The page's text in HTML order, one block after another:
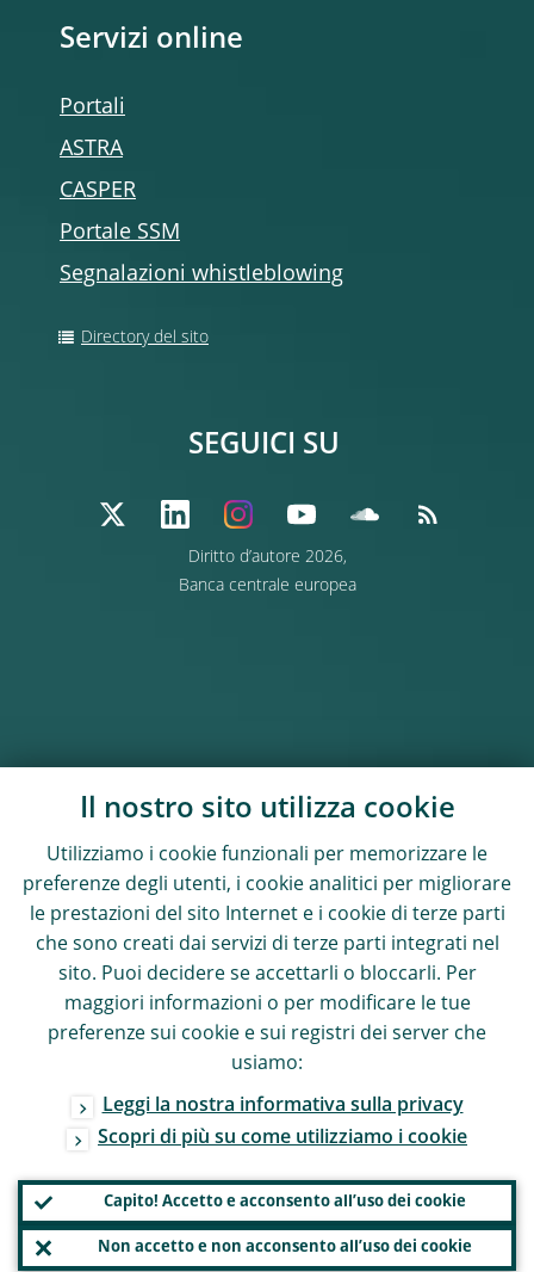
Servizi online
Portali
ASTRA
CASPER
Portale SSM
Segnalazioni whistleblowing
Directory del sito
Diritto d’autore 2026,
Banca centrale europea
SEGUICI SU
Il nostro sito utilizza cookie
Utilizziamo i cookie funzionali per memorizzare le
preferenze degli utenti, i cookie analitici per migliorare
le prestazioni del sito Internet e i cookie di terze parti
che sono creati dai servizi di terze parti integrati nel
sito. Puoi decidere se accettarli o bloccarli. Per
maggiori informazioni o per modificare le tue
preferenze sui cookie e sui registri dei server che
usiamo:
Leggi la nostra informativa sulla privacy
Scopri di più su come utilizziamo i cookie
Capito! Accetto e acconsento all’uso dei cookie
Non accetto e non acconsento all’uso dei cookie